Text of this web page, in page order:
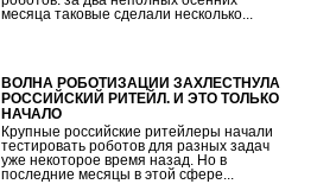
месяца таковые сделали несколько...
ВОЛНА РОБОТИЗАЦИИ ЗАХЛЕСТНУЛА
РОССИЙСКИЙ РИТЕЙЛ. И ЭТО ТОЛЬКО
НАЧАЛО
Крупные российские ритейлеры начали
тестировать роботов для разных задач
уже некоторое время назад. Но в
последние месяцы в этой сфере...